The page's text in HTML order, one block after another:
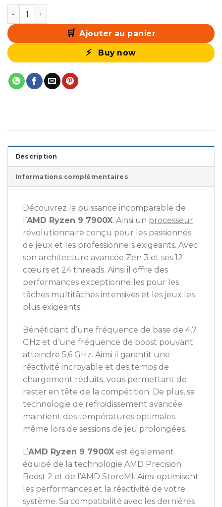
quantité de AMD Ryzen 9 7900X (4.7 GHz / 5.6 GHz)
Ajouter au panier
Buy now
Description
Informations complémentaires
Découvrez la puissance incomparable de
l’AMD Ryzen 9 7900X. Ainsi un processeur
révolutionnaire conçu pour les passionnés
de jeux et les professionnels exigeants. Avec
son architecture avancée Zen 3 et ses 12
cœurs et 24 threads. Ainsi il offre des
performances exceptionnelles pour les
tâches multitâches intensives et les jeux les
plus exigeants.
Bénéficiant d’une fréquence de base de 4,7
GHz et d’une fréquence de boost pouvant
atteindre 5,6 GHz. Ainsi il garantit une
réactivité incroyable et des temps de
chargement réduits, vous permettant de
rester en tête de la compétition. De plus, sa
technologie de refroidissement avancée
maintient des températures optimales
même lors de sessions de jeu prolongées.
L’AMD Ryzen 9 7900X est également
équipé de la technologie AMD Precision
Boost 2 et de l’AMD StoreMI. Ainsi optimisent
les performances et la réactivité de votre
système. Sa compatibilité avec les dernières